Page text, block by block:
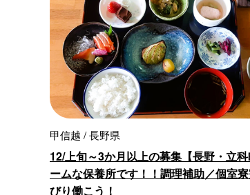
甲信越 / 長野県
12/上旬～3か月以上の募集【長野・立
ームな保養所です！！調理補助／個室
びり働こう！